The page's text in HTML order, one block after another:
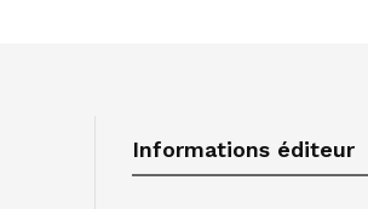
Informations éditeur